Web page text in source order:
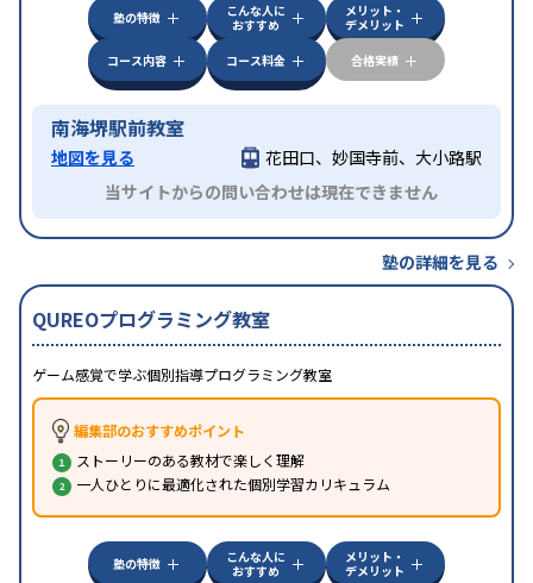
塾の特徴
こんな人に
おすすめ
メリット・
デメリット
コース内容
コース料金 合格実績
南海堺駅前教室
地図を見る
花田口、妙国寺前、大小路駅
当サイトからの問い合わせは現在できません
塾の詳細を見る
QUREOプログラミング教室
ゲーム感覚で学ぶ個別指導プログラミング教室
編集部のおすすめポイント
ストーリーのある教材で楽しく理解
一人ひとりに最適化された個別学習カリキュラム
塾の特徴
こんな人に
おすすめ
メリット・
デメリット